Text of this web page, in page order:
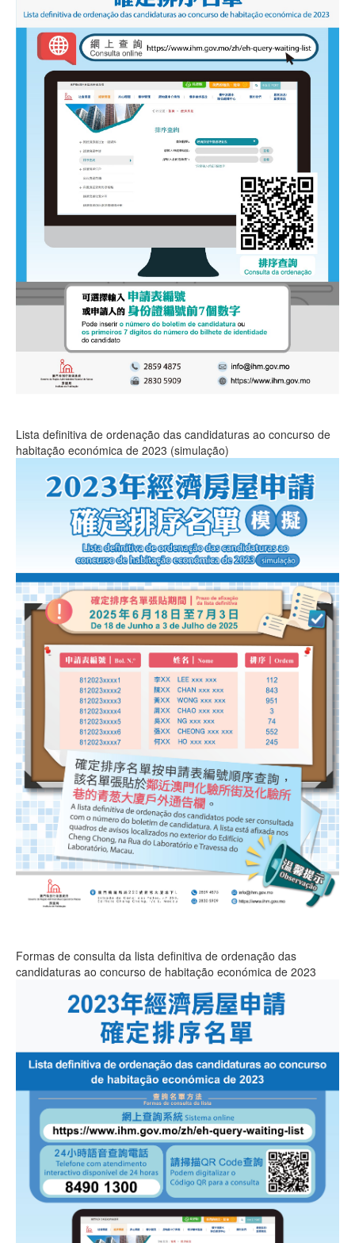
Lista definitiva de ordenação das candidaturas ao concurso de
habitação económica de 2023 (simulação)
Formas de consulta da lista definitiva de ordenação das
candidaturas ao concurso de habitação económica de 2023